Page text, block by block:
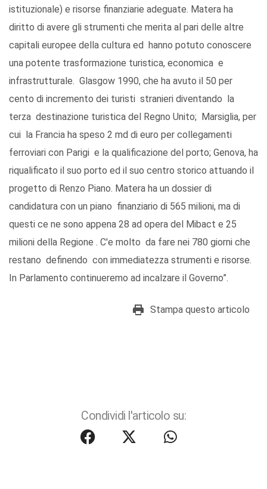
istituzionale) e risorse finanziarie adeguate. Matera ha
diritto di avere gli strumenti che merita al pari delle altre
capitali europee della cultura ed hanno potuto conoscere
una potente trasformazione turistica, economica e
infrastrutturale. Glasgow 1990, che ha avuto il 50 per
cento di incremento dei turisti stranieri diventando la
terza destinazione turistica del Regno Unito; Marsiglia, per
cui la Francia ha speso 2 md di euro per collegamenti
ferroviari con Parigi e la qualificazione del porto; Genova, ha
riqualificato il suo porto ed il suo centro storico attuando il
progetto di Renzo Piano. Matera ha un dossier di
candidatura con un piano finanziario di 565 milioni, ma di
questi ce ne sono appena 28 ad opera del Mibact e 25
milioni della Regione . C'e molto da fare nei 780 giorni che
restano definendo con immediatezza strumenti e risorse.
In Parlamento continueremo ad incalzare il Governo”.
Stampa questo articolo
Condividi l'articolo su: